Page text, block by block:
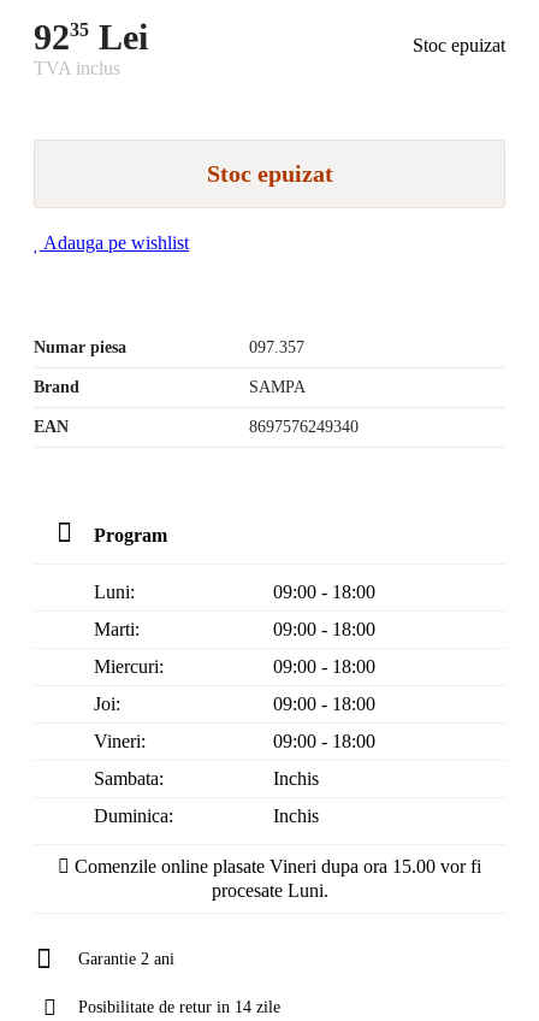
9235 Lei
Stoc epuizat
TVA inclus
Stoc epuizat
Adauga pe wishlist
Numar piesa 097.357
Brand SAMPA
EAN 8697576249340
Program
Luni:
09:00 - 18:00
Marti:
09:00 - 18:00
Miercuri:
09:00 - 18:00
Joi:
09:00 - 18:00
Vineri:
09:00 - 18:00
Sambata:
Inchis
Duminica:
Inchis
Comenzile online plasate Vineri dupa ora 15.00 vor fi
procesate Luni.
Garantie 2 ani
Posibilitate de retur in 14 zile